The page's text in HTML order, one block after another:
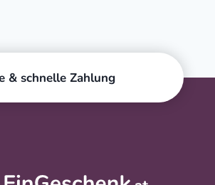
& schnelle Zahlung